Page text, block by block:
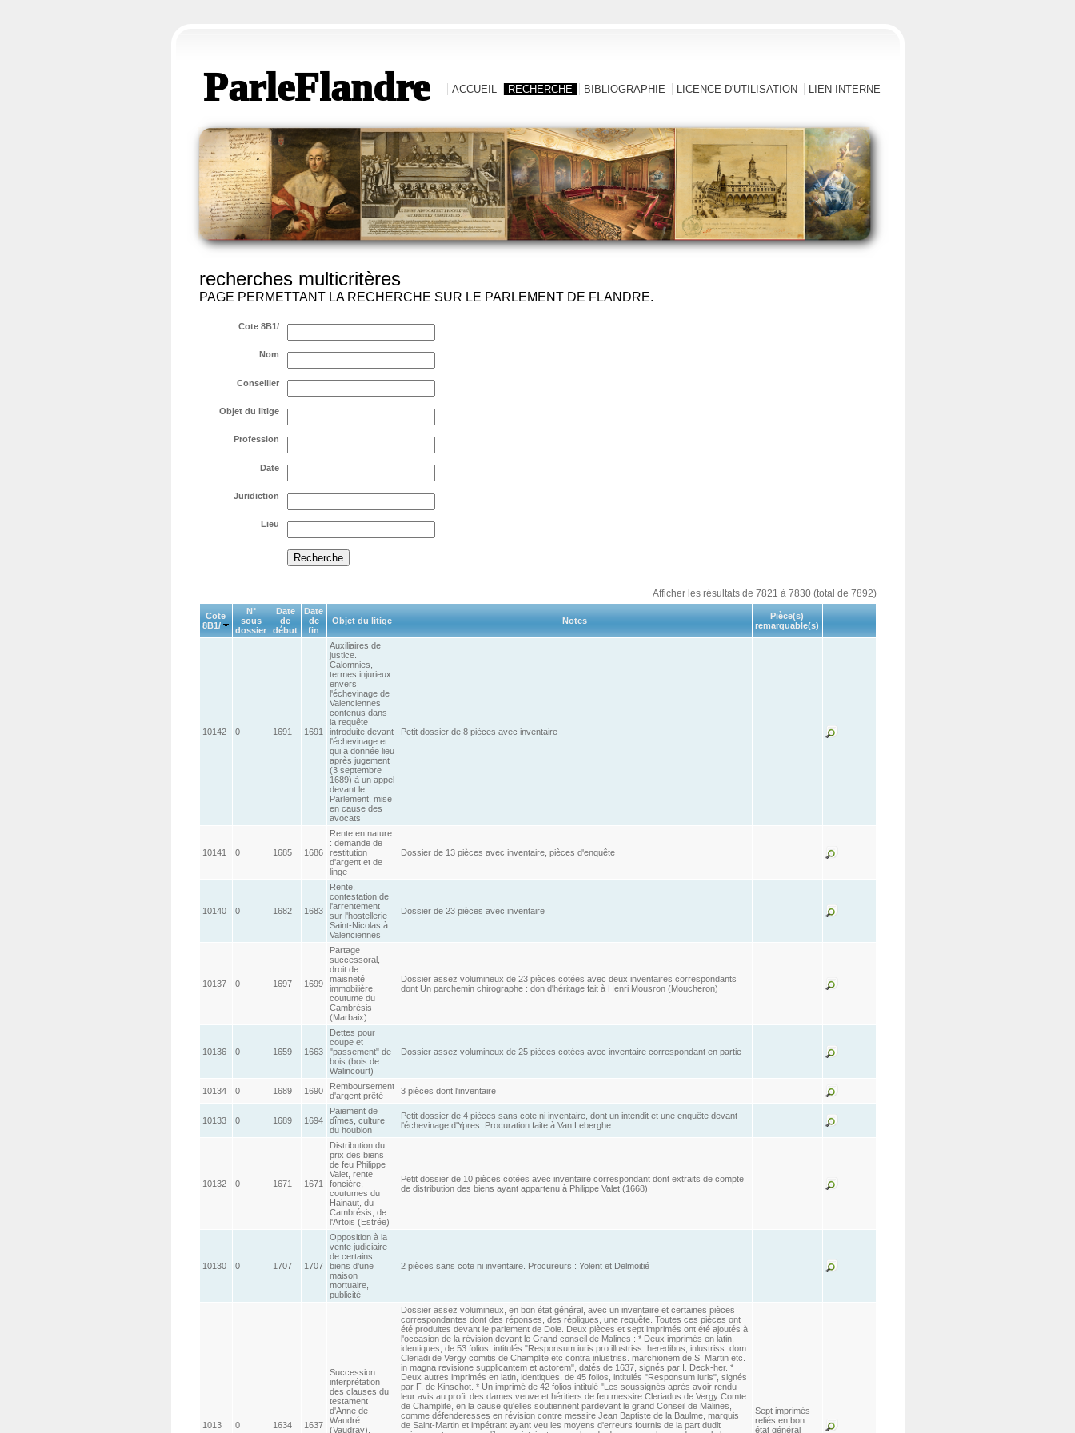
ParleFlandre ACCUEIL RECHERCHE BIBLIOGRAPHIE LICENCE D'UTILISATION LIEN INTERNE
recherches multicritères
PAGE PERMETTANT LA RECHERCHE SUR LE PARLEMENT DE FLANDRE.
Cote 8B1/
Nom
Conseiller
Objet du litige
Profession
Date
Juridiction
Lieu
Afficher les résultats de 7821 à 7830 (total de 7892)
Cote
8B1/
N°
sous
dossier
Date
de
début
Date
de
fin
Objet du litige Notes
Pièce(s)
remarquable(s)
10142 0 1691 1691
Auxiliaires de
justice.
Calomnies,
termes injurieux
envers
l'échevinage de
Valenciennes
contenus dans
la requête
introduite devant
l'échevinage et
qui a donnée lieu
après jugement
(3 septembre
1689) à un appel
devant le
Parlement, mise
en cause des
avocats
Petit dossier de 8 pièces avec inventaire
10141 0 1685 1686
Rente en nature
: demande de
restitution
d'argent et de
linge
Dossier de 13 pièces avec inventaire, pièces d'enquête
10140 0 1682 1683
Rente,
contestation de
l'arrentement
sur l'hostellerie
Saint-Nicolas à
Valenciennes
Dossier de 23 pièces avec inventaire
10137 0 1697 1699
Partage
successoral,
droit de
maisneté
immobilière,
coutume du
Cambrésis
(Marbaix)
Dossier assez volumineux de 23 pièces cotées avec deux inventaires correspondants
dont Un parchemin chirographe : don d'héritage fait à Henri Mousron (Moucheron)
10136 0 1659 1663
Dettes pour
coupe et
"passement" de
bois (bois de
Walincourt)
Dossier assez volumineux de 25 pièces cotées avec inventaire correspondant en partie
10134 0 1689 1690
Remboursement
d'argent prêté
3 pièces dont l'inventaire
10133 0 1689 1694
Paiement de
dîmes, culture
du houblon
Petit dossier de 4 pièces sans cote ni inventaire, dont un intendit et une enquête devant
l'échevinage d'Ypres. Procuration faite à Van Leberghe
10132 0 1671 1671
Distribution du
prix des biens
de feu Philippe
Valet, rente
foncière,
coutumes du
Hainaut, du
Cambrésis, de
l'Artois (Estrée)
Petit dossier de 10 pièces cotées avec inventaire correspondant dont extraits de compte
de distribution des biens ayant appartenu à Philippe Valet (1668)
10130 0 1707 1707
Opposition à la
vente judiciaire
de certains
biens d'une
maison
mortuaire,
publicité
2 pièces sans cote ni inventaire. Procureurs : Yolent et Delmoitié
1013 0 1634 1637
Succession :
interprétation
des clauses du
testament
d'Anne de
Waudré
(Vaudray),
Dossier assez volumineux, en bon état général, avec un inventaire et certaines pièces
correspondantes dont des réponses, des répliques, une requête. Toutes ces pièces ont
été produites devant le parlement de Dole. Deux pièces et sept imprimés ont été ajoutés à
l'occasion de la révision devant le Grand conseil de Malines : * Deux imprimés en latin,
identiques, de 53 folios, intitulés "Responsum iuris pro illustriss. heredibus, inlustriss. dom.
Cleriadi de Vergy comitis de Champlite etc contra inlustriss. marchionem de S. Martin etc.
in magna revisione supplicantem et actorem", datés de 1637, signés par I. Deck-her. *
Deux autres imprimés en latin, identiques, de 45 folios, intitulés "Responsum iuris", signés
par F. de Kinschot. * Un imprimé de 42 folios intitulé "Les soussignés après avoir rendu
leur avis au profit des dames veuve et héritiers de feu messire Cleriadus de Vergy Comte
de Champlite, en la cause qu'elles soutiennent pardevant le grand Conseil de Malines,
comme défenderesses en révision contre messire Jean Baptiste de la Baulme, marquis
de Saint-Martin et impétrant ayant veu les moyens d'erreurs fournis de la part dudit
Sept imprimés
reliés en bon
état général